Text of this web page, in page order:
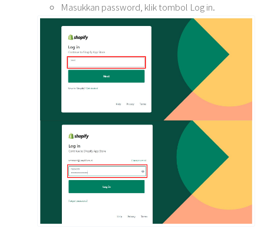
Masukkan password, klik tombol Log in.